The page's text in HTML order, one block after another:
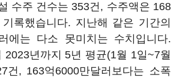
수주 건수는 353건, 수주액은 168
록했습니다. 지난해 같은 기간의
에는 다소 못미치는 수치입니다.
2023년까지 5년 평균(1월 1일~7월
건, 163억6000만달러보다는 소폭